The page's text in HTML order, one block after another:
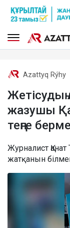
Azattyq Rýhy
жазушы
теңге
Журналист
жатқанын